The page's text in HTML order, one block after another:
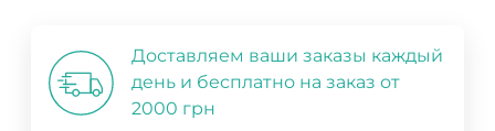
Доставляем ваши заказы каждый
день и бесплатно на заказ от
2000 грн